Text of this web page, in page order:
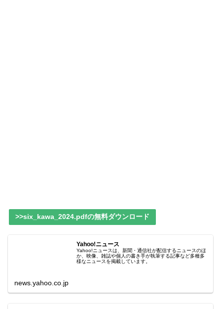
>>six_kawa_2024.pdfの無料ダウンロード
Yahoo!ニュース
Yahoo!ニュースは、新聞・通信社が配信するニュースのほ
か、映像、雑誌や個人の書き手が執筆する記事など多種多
様なニュースを掲載しています。
news.yahoo.co.jp